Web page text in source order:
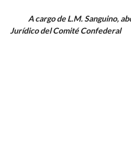
A cargo de L.M. Sanguino,
Jurídico del Comité Confederal